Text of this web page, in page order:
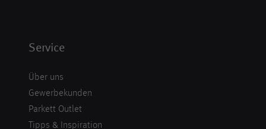
Service
Über uns
Gewerbekunden
Parkett Outlet
Tipps & Inspiration